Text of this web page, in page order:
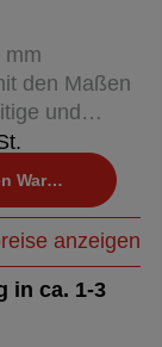
mm
und
den
Produkte.
bietet
Stabilität.
in ca. 1-3
Warenkorb
anzeigen